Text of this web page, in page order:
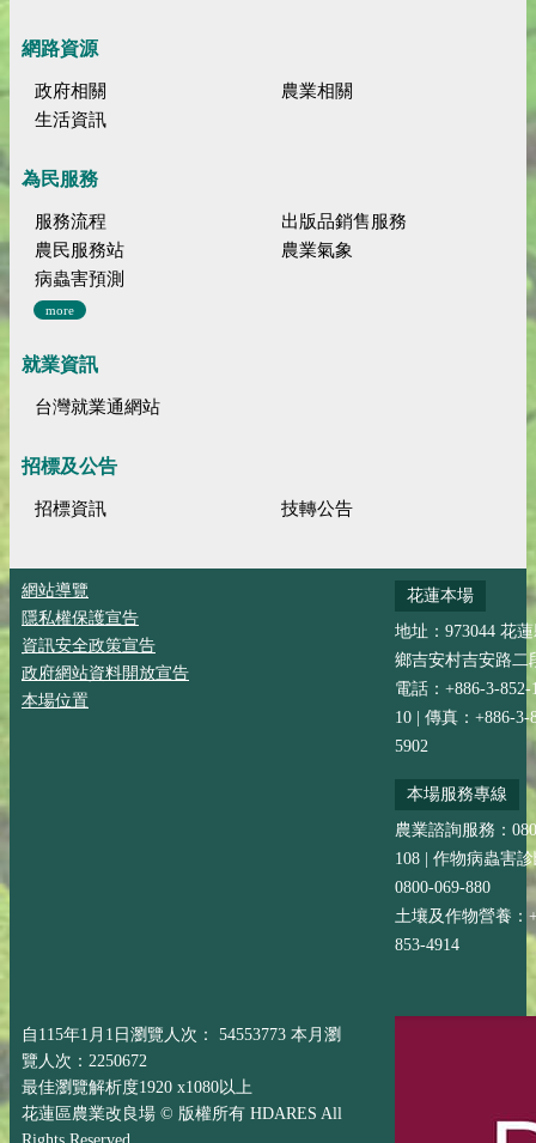
網路資源
政府相關
農業相關
生活資訊
為民服務
服務流程
出版品銷售服務
農民服務站
農業氣象
病蟲害預測
more
就業資訊
台灣就業通網站
招標及公告
招標資訊 技轉公告
網站導覽
隱私權保護宣告
資訊安全政策宣告
政府網站資料開放宣告
本場位置
花蓮本場
地址：973044 花
鄉吉安村吉安路二
電話：+886-3-852-
10 | 傳真：+886-3-
5902
本場服務專線
農業諮詢服務：
108 | 作物病蟲害
0800-069-880
土壤及作物營養：
853-4914
自115年1月1日瀏覽人次： 54553773 本月瀏
覽人次：2250672
最佳瀏覽解析度1920 x1080以上
花蓮區農業改良場 © 版權所有 HDARES All